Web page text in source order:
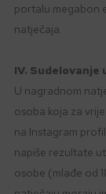
portalu
natječaja.
IV.
U nagradnom
osoba koja za
na Instagram
napiše rezultate
osobe (mlađe od